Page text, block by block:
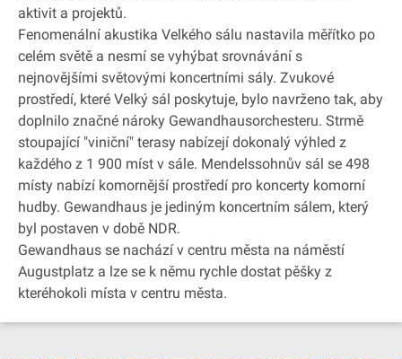
aktivit a projektů.
Fenomenální akustika Velkého sálu nastavila měřítko po
celém světě a nesmí se vyhýbat srovnávání s
nejnovějšími světovými koncertními sály. Zvukové
prostředí, které Velký sál poskytuje, bylo navrženo tak, aby
doplnilo značné nároky Gewandhausorchesteru. Strmě
stoupající "viniční" terasy nabízejí dokonalý výhled z
každého z 1 900 míst v sále. Mendelssohnův sál se 498
místy nabízí komornější prostředí pro koncerty komorní
hudby. Gewandhaus je jediným koncertním sálem, který
byl postaven v době NDR.
Gewandhaus se nachází v centru města na náměstí
Augustplatz a lze se k němu rychle dostat pěšky z
kteréhokoli místa v centru města.